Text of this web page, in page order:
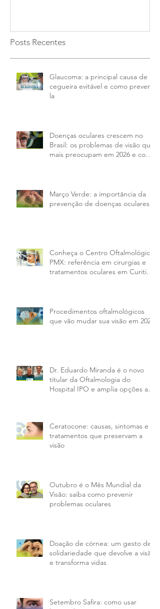
Posts Recentes
Glaucoma: a principal causa de
cegueira evitável e como preveni-
la
Doenças oculares crescem no
Brasil: os problemas de visão que
mais preocupam em 2026 e como
Março Verde: a importância da
prevenção de doenças oculares
Conheça o Centro Oftalmológico
PMX: referência em cirurgias e
tratamentos oculares em Curitiba
Procedimentos oftalmológicos
que vão mudar sua visão em 2026
Dr. Eduardo Miranda é o novo
titular da Oftalmologia do
Hospital IPO e amplia opções aos
Ceratocone: causas, sintomas e
tratamentos que preservam a
visão
Outubro é o Mês Mundial da
Visão: saiba como prevenir
problemas oculares
Doação de córnea: um gesto de
solidariedade que devolve a visão
e transforma vidas
Setembro Safira: como usar